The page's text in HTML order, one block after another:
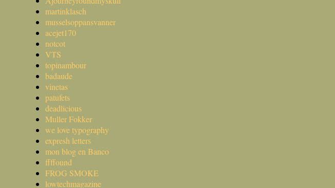
martinklasch
musselsoppansvanner
acejet170
notcot
VTS
topinambour
badaude
vinetas
patufets
deadlicious
Muller Fokker
we love typography
expresh letters
mon blog en Banco
ffffound
FROG SMOKE
lowtechmagazine